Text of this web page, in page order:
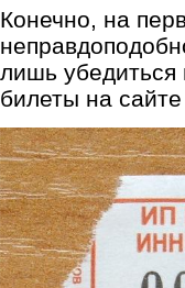
Конечно, на
лишь
билеты на